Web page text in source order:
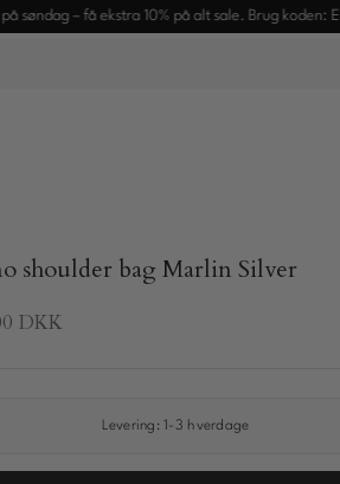
– få ekstra 10% på alt sale. Brug koden: EKSTRA10
shoulder bag Marlin Silver
DKK
Levering: 1-3 hverdage